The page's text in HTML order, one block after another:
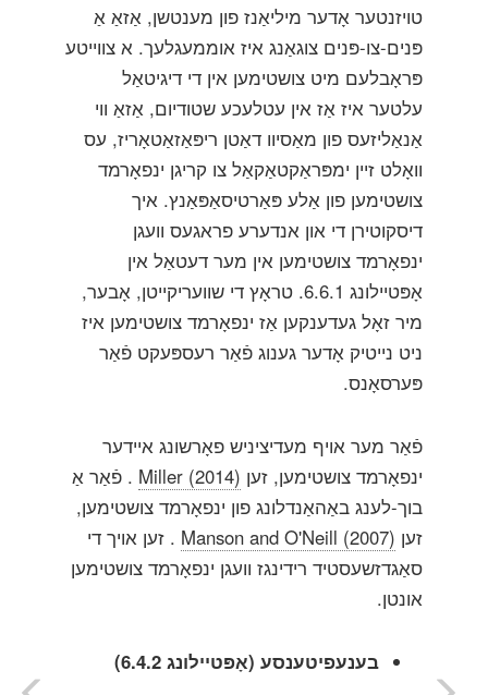
טויזנטער אָדער מיליאַנז פון מענטשן, אַזאַ אַ
פּנים-צו-פּנים צוגאַנג איז אוממעגלעך. א צווייטע
פּראָבלעם מיט צושטימען אין די דיגיטאַל
עלטער איז אַז אין עטלעכע שטודיום, אַזאַ ווי
אַנאַליזעס פון מאַסיוו דאַטן ריפּאַזאַטאָריז, עס
וואָלט זיין ימפּראַקטאַקאַל צו קריגן ינפאָרמד
צושטימען פון אַלע פּאַרטיסאַפּאַנץ. איך
דיסקוטירן די און אנדערע פראגעס וועגן
ינפאָרמד צושטימען אין מער דעטאַל אין
אָפּטיילונג 6.6.1. טראָץ די שוועריקייטן, אָבער,
מיר זאָל געדענקען אַז ינפאָרמד צושטימען איז
ניט נייטיק אָדער גענוג פֿאַר רעספּעקט פֿאַר
פּערסאָנס.
פֿאַר מער אויף מעדיציניש פאָרשונג איידער
ינפאָרמד צושטימען, זען Miller (2014) . פֿאַר אַ
בוך-לענג באַהאַנדלונג פון ינפאָרמד צושטימען,
זען Manson and O'Neill (2007) . זען אויך די
סאַגדזשעסטיד רידינגז וועגן ינפאָרמד צושטימען
אונטן.
בענעפיטענסע (אָפּטיילונג 6.4.2)